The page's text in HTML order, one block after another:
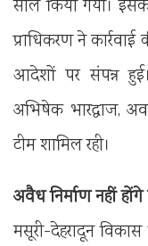
सील किया गया।
प्राधिकरण ने
आदेशों पर संपन्न
अभिषेक भारद्वाज,
टीम शामिल रही।
अवैध निर्माण नहीं होंगे
मसूरी-देहरादून